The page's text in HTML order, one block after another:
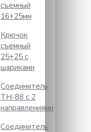
съемный
16+25мм
Крючок
съемный
25+25 с
шариками
Соединитель
TH-88 с 2
направлениями
Соединитель